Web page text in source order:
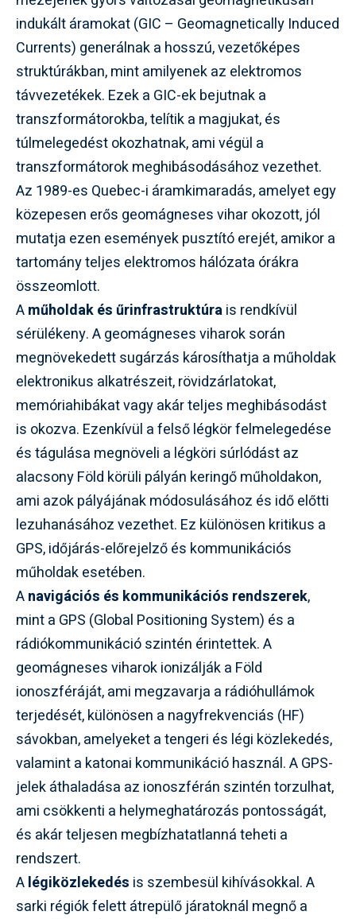
indukált áramokat (GIC – Geomagnetically Induced
Currents) generálnak a hosszú, vezetőképes
struktúrákban, mint amilyenek az elektromos
távvezetékek. Ezek a GIC-ek bejutnak a
transzformátorokba, telítik a magjukat, és
túlmelegedést okozhatnak, ami végül a
transzformátorok meghibásodásához vezethet.
Az 1989-es Quebec-i áramkimaradás, amelyet egy
közepesen erős geomágneses vihar okozott, jól
mutatja ezen események pusztító erejét, amikor a
tartomány teljes elektromos hálózata órákra
összeomlott.
Aműholdak és űrinfrastruktúrais rendkívül
sérülékeny. A geomágneses viharok során
megnövekedett sugárzás károsíthatja a műholdak
elektronikus alkatrészeit, rövidzárlatokat,
memóriahibákat vagy akár teljes meghibásodást
is okozva. Ezenkívül a felső légkör felmelegedése
és tágulása megnöveli a légköri súrlódást az
alacsony Föld körüli pályán keringő műholdakon,
ami azok pályájának módosulásához és idő előtti
lezuhanásához vezethet. Ez különösen kritikus a
GPS, időjárás-előrejelző és kommunikációs
műholdak esetében.
Anavigációs és kommunikációs rendszerek,
mint a GPS (Global Positioning System) és a
rádiókommunikáció szintén érintettek. A
geomágneses viharok ionizálják a Föld
ionoszféráját, ami megzavarja a rádióhullámok
terjedését, különösen a nagyfrekvenciás (HF)
sávokban, amelyeket a tengeri és légi közlekedés,
valamint a katonai kommunikáció használ. A GPS-
jelek áthaladása az ionoszférán szintén torzulhat,
ami csökkenti a helymeghatározás pontosságát,
és akár teljesen megbízhatatlanná teheti a
rendszert.
Alégiközlekedés is szembesül kihívásokkal. A
sarki régiók felett átrepülő járatoknál megnő a